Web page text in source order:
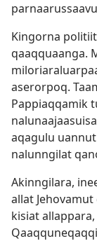
Kingorna
qaaqquaanga.
aserorpoq.
Pappiaqqamik
aqagulu
nalunngilat
Akinngilara,
allat
kisiat